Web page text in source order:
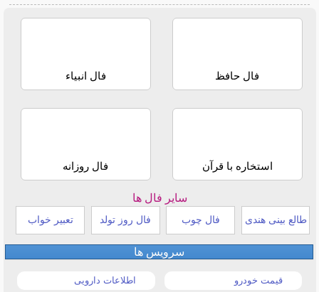
فال حافظ فال انبیاء
استخاره با قرآن فال روزانه
سایر فال ها
طالع بینی هندی فال چوب فال روز تولد تعبیر خواب
سرویس ها
قیمت خودرو اطلاعات دارویی